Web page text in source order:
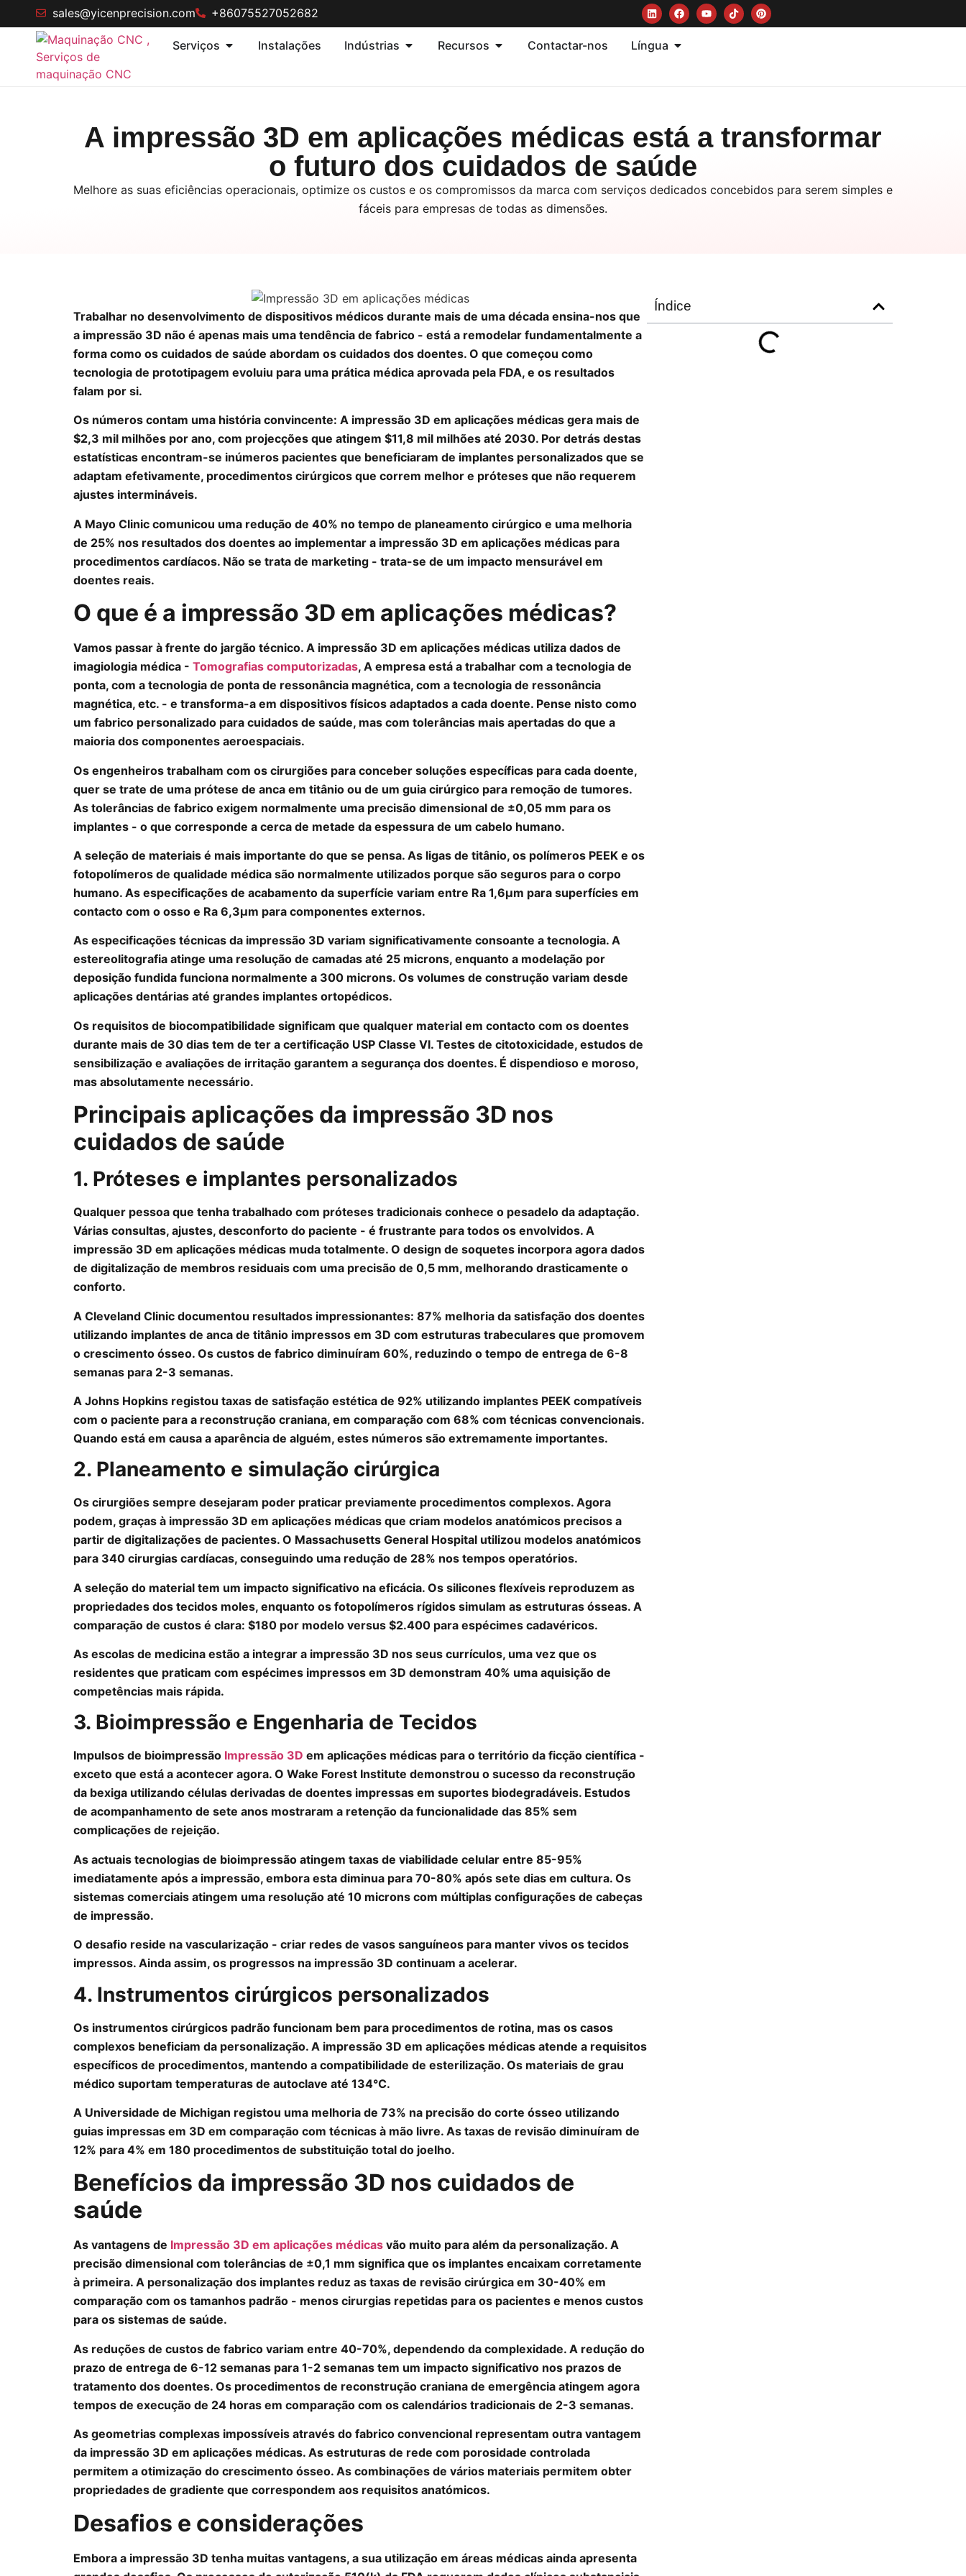
sales@yicenprecision.com +86075527052682
Serviços Instalações Indústrias Recursos Contactar-nos Língua
A impressão 3D em aplicações médicas está a transformar
o futuro dos cuidados de saúde
Melhore as suas eficiências operacionais, optimize os custos e os compromissos da marca com serviços dedicados concebidos para serem simples e
fáceis para empresas de todas as dimensões.
Índice
Trabalhar no desenvolvimento de dispositivos médicos durante mais de uma década ensina-nos que
a impressão 3D não é apenas mais uma tendência de fabrico - está a remodelar fundamentalmente a
forma como os cuidados de saúde abordam os cuidados dos doentes. O que começou como
tecnologia de prototipagem evoluiu para uma prática médica aprovada pela FDA, e os resultados
falam por si.
Os números contam uma história convincente: A impressão 3D em aplicações médicas gera mais de
$2,3 mil milhões por ano, com projecções que atingem $11,8 mil milhões até 2030. Por detrás destas
estatísticas encontram-se inúmeros pacientes que beneficiaram de implantes personalizados que se
adaptam efetivamente, procedimentos cirúrgicos que correm melhor e próteses que não requerem
ajustes intermináveis.
A Mayo Clinic comunicou uma redução de 40% no tempo de planeamento cirúrgico e uma melhoria
de 25% nos resultados dos doentes ao implementar a impressão 3D em aplicações médicas para
procedimentos cardíacos. Não se trata de marketing - trata-se de um impacto mensurável em
doentes reais.
O que é a impressão 3D em aplicações médicas?
Vamos passar à frente do jargão técnico. A impressão 3D em aplicações médicas utiliza dados de
imagiologia médica - Tomografias computorizadas, A empresa está a trabalhar com a tecnologia de
ponta, com a tecnologia de ponta de ressonância magnética, com a tecnologia de ressonância
magnética, etc. - e transforma-a em dispositivos físicos adaptados a cada doente. Pense nisto como
um fabrico personalizado para cuidados de saúde, mas com tolerâncias mais apertadas do que a
maioria dos componentes aeroespaciais.
Os engenheiros trabalham com os cirurgiões para conceber soluções específicas para cada doente,
quer se trate de uma prótese de anca em titânio ou de um guia cirúrgico para remoção de tumores.
As tolerâncias de fabrico exigem normalmente uma precisão dimensional de ±0,05 mm para os
implantes - o que corresponde a cerca de metade da espessura de um cabelo humano.
A seleção de materiais é mais importante do que se pensa. As ligas de titânio, os polímeros PEEK e os
fotopolímeros de qualidade médica são normalmente utilizados porque são seguros para o corpo
humano. As especificações de acabamento da superfície variam entre Ra 1,6μm para superfícies em
contacto com o osso e Ra 6,3μm para componentes externos.
As especificações técnicas da impressão 3D variam significativamente consoante a tecnologia. A
estereolitografia atinge uma resolução de camadas até 25 microns, enquanto a modelação por
deposição fundida funciona normalmente a 300 microns. Os volumes de construção variam desde
aplicações dentárias até grandes implantes ortopédicos.
Os requisitos de biocompatibilidade significam que qualquer material em contacto com os doentes
durante mais de 30 dias tem de ter a certificação USP Classe VI. Testes de citotoxicidade, estudos de
sensibilização e avaliações de irritação garantem a segurança dos doentes. É dispendioso e moroso,
mas absolutamente necessário.
Principais aplicações da impressão 3D nos
cuidados de saúde
1. Próteses e implantes personalizados
Qualquer pessoa que tenha trabalhado com próteses tradicionais conhece o pesadelo da adaptação.
Várias consultas, ajustes, desconforto do paciente - é frustrante para todos os envolvidos. A
impressão 3D em aplicações médicas muda totalmente. O design de soquetes incorpora agora dados
de digitalização de membros residuais com uma precisão de 0,5 mm, melhorando drasticamente o
conforto.
A Cleveland Clinic documentou resultados impressionantes: 87% melhoria da satisfação dos doentes
utilizando implantes de anca de titânio impressos em 3D com estruturas trabeculares que promovem
o crescimento ósseo. Os custos de fabrico diminuíram 60%, reduzindo o tempo de entrega de 6-8
semanas para 2-3 semanas.
A Johns Hopkins registou taxas de satisfação estética de 92% utilizando implantes PEEK compatíveis
com o paciente para a reconstrução craniana, em comparação com 68% com técnicas convencionais.
Quando está em causa a aparência de alguém, estes números são extremamente importantes.
2. Planeamento e simulação cirúrgica
Os cirurgiões sempre desejaram poder praticar previamente procedimentos complexos. Agora
podem, graças à impressão 3D em aplicações médicas que criam modelos anatómicos precisos a
partir de digitalizações de pacientes. O Massachusetts General Hospital utilizou modelos anatómicos
para 340 cirurgias cardíacas, conseguindo uma redução de 28% nos tempos operatórios.
A seleção do material tem um impacto significativo na eficácia. Os silicones flexíveis reproduzem as
propriedades dos tecidos moles, enquanto os fotopolímeros rígidos simulam as estruturas ósseas. A
comparação de custos é clara: $180 por modelo versus $2.400 para espécimes cadavéricos.
As escolas de medicina estão a integrar a impressão 3D nos seus currículos, uma vez que os
residentes que praticam com espécimes impressos em 3D demonstram 40% uma aquisição de
competências mais rápida.
3. Bioimpressão e Engenharia de Tecidos
Impulsos de bioimpressão Impressão 3D em aplicações médicas para o território da ficção científica -
exceto que está a acontecer agora. O Wake Forest Institute demonstrou o sucesso da reconstrução
da bexiga utilizando células derivadas de doentes impressas em suportes biodegradáveis. Estudos
de acompanhamento de sete anos mostraram a retenção da funcionalidade das 85% sem
complicações de rejeição.
As actuais tecnologias de bioimpressão atingem taxas de viabilidade celular entre 85-95%
imediatamente após a impressão, embora esta diminua para 70-80% após sete dias em cultura. Os
sistemas comerciais atingem uma resolução até 10 microns com múltiplas configurações de cabeças
de impressão.
O desafio reside na vascularização - criar redes de vasos sanguíneos para manter vivos os tecidos
impressos. Ainda assim, os progressos na impressão 3D continuam a acelerar.
4. Instrumentos cirúrgicos personalizados
Os instrumentos cirúrgicos padrão funcionam bem para procedimentos de rotina, mas os casos
complexos beneficiam da personalização. A impressão 3D em aplicações médicas atende a requisitos
específicos de procedimentos, mantendo a compatibilidade de esterilização. Os materiais de grau
médico suportam temperaturas de autoclave até 134°C.
A Universidade de Michigan registou uma melhoria de 73% na precisão do corte ósseo utilizando
guias impressas em 3D em comparação com técnicas à mão livre. As taxas de revisão diminuíram de
12% para 4% em 180 procedimentos de substituição total do joelho.
Benefícios da impressão 3D nos cuidados de
saúde
As vantagens de Impressão 3D em aplicações médicas vão muito para além da personalização. A
precisão dimensional com tolerâncias de ±0,1 mm significa que os implantes encaixam corretamente
à primeira. A personalização dos implantes reduz as taxas de revisão cirúrgica em 30-40% em
comparação com os tamanhos padrão - menos cirurgias repetidas para os pacientes e menos custos
para os sistemas de saúde.
As reduções de custos de fabrico variam entre 40-70%, dependendo da complexidade. A redução do
prazo de entrega de 6-12 semanas para 1-2 semanas tem um impacto significativo nos prazos de
tratamento dos doentes. Os procedimentos de reconstrução craniana de emergência atingem agora
tempos de execução de 24 horas em comparação com os calendários tradicionais de 2-3 semanas.
As geometrias complexas impossíveis através do fabrico convencional representam outra vantagem
da impressão 3D em aplicações médicas. As estruturas de rede com porosidade controlada
permitem a otimização do crescimento ósseo. As combinações de vários materiais permitem obter
propriedades de gradiente que correspondem aos requisitos anatómicos.
Desafios e considerações
Embora a impressão 3D tenha muitas vantagens, a sua utilização em áreas médicas ainda apresenta